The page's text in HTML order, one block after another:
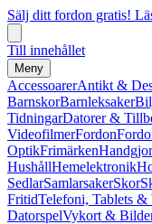
Sälj ditt fordon gratis!
Till innehållet
Meny
AccessoarerAntikt &
BarnskorBarnleksaker
TidningarDatorer &
VideofilmerFordon
OptikFrimärken
HushållHemelektronik
SedlarSamlarsakerSkor
FritidTelefoni, Tablets &
DatorspelVykort &